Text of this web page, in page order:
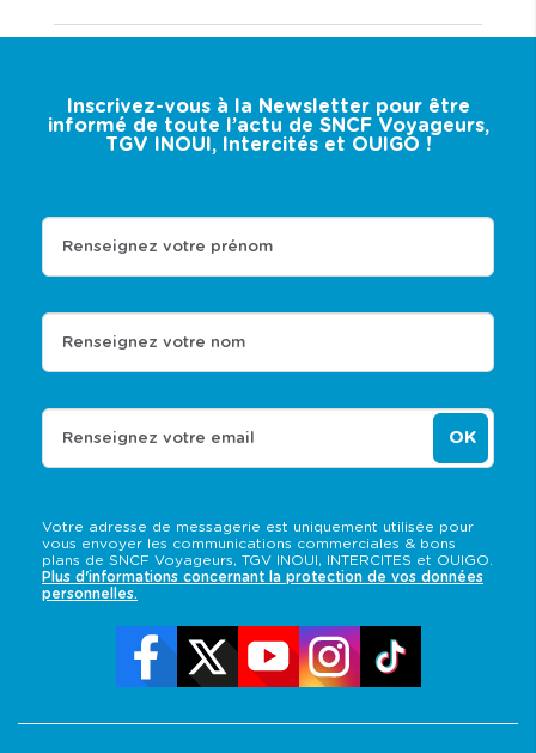
Inscrivez-vous à la Newsletter pour être
informé de toute l’actu de SNCF Voyageurs,
TGV INOUI, Intercités et OUIGO !
Votre adresse de messagerie est uniquement utilisée pour
vous envoyer les communications commerciales & bons
plans de SNCF Voyageurs, TGV INOUI, INTERCITES et OUIGO.
Plus d'informations concernant la protection de vos données
personnelles.
Renseignez votre prénom
Renseignez votre nom
Renseignez votre email OK